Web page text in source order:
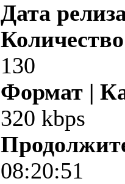
Дата
130
Формат |
320 kbps
08:20:51